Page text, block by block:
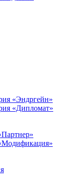
«Эндргейн»
«Дипломат»